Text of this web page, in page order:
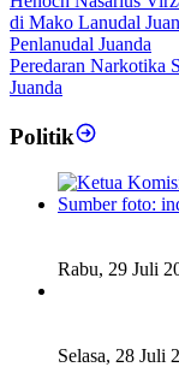
Peredaran Narkotika
Juanda
Politik
Rabu, 29 Juli
Selasa, 28 Juli